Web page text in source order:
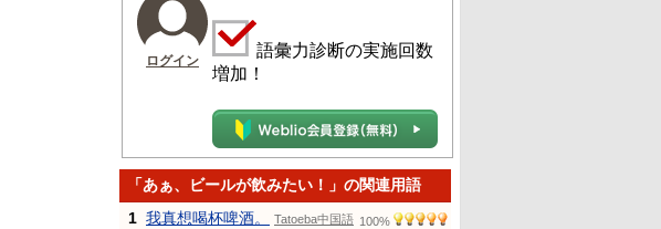
ログイン
語彙力診断の実施回数
増加！
「あぁ、ビールが飲みたい！」の関連用語
1 我真想喝杯啤酒。 Tatoeba中国語 100%